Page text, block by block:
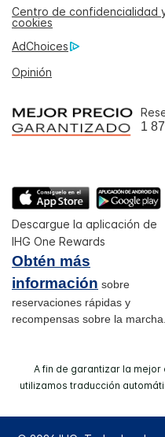
Centro de confidencialidad
cookies
AdChoices
Opinión
1
Descargue la aplicación de
IHG One Rewards
Obtén más
información sobre
reservaciones rápidas y
recompensas sobre la marcha.
A fin de garantizar la
utilizamos traducción